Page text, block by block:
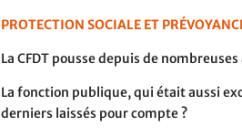
PROTECTION SOCIALE ET
La CFDT pousse depuis de
La fonction publique, qui était aussi
derniers laissés pour compte ?